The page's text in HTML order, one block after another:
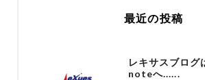
最近の投稿
レキサスブログ
noteへ......